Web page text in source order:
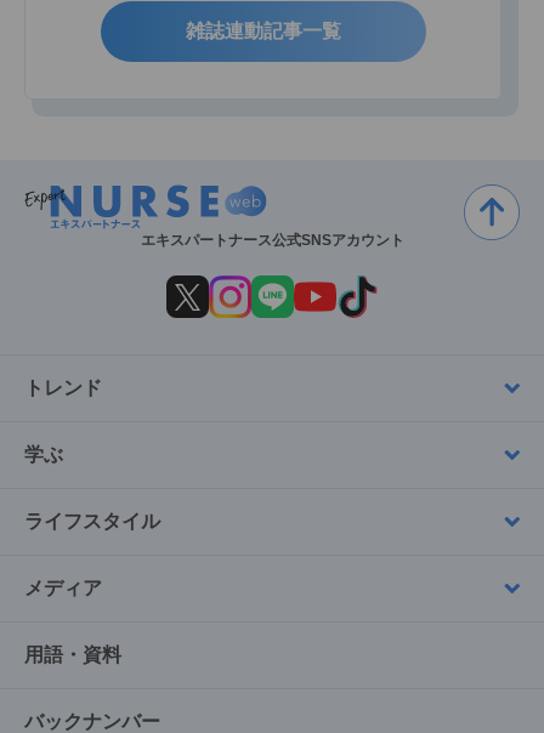
雑誌連動記事一覧
エキスパートナース公式SNSアカウント
トレンド
学ぶ
ライフスタイル
メディア
用語・資料
バックナンバー